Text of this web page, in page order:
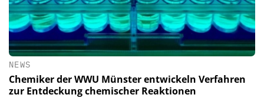
NEWS
Chemiker der WWU Münster entwickeln Verfahren
zur Entdeckung chemischer Reaktionen